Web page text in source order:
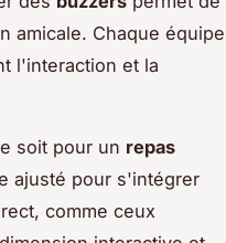
amicale. Chaque équipe
l'interaction et la
soit pour un repas
ajusté pour s'intégrer
comme ceux